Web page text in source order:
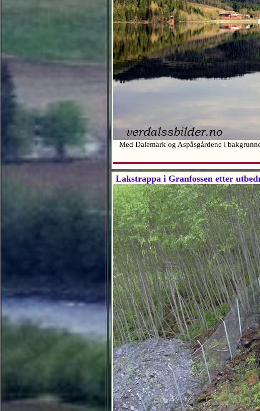
Med Dalemark og Aspåsgårdene i
Lakstrappa i Granfossen etter